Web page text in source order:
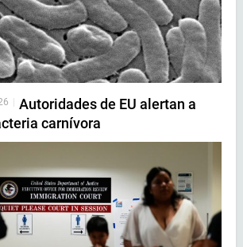
Autoridades de EU alertan a
carnívora